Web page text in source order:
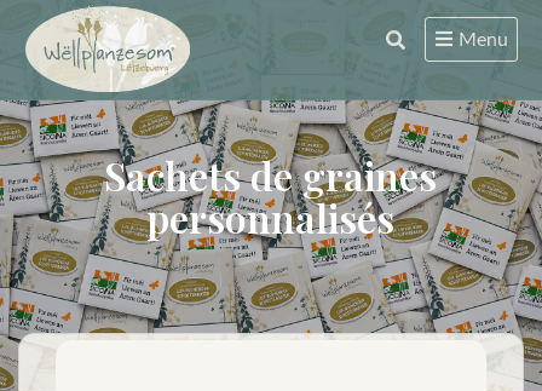
Skip
content
Menu
Sachets de graines
personnalisés